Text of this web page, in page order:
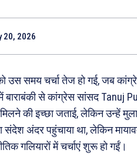
20, 2026
उस समय चर्चा तेज हो गई, जब
से कांग्रेस सांसद Tanuj
की इच्छा जताई, लेकिन उन्हें
संदेश अंदर पहुंचाया था, लेकिन
गलियारों में चर्चाएं शुरू हो गईं।